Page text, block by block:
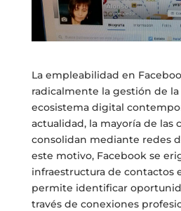
La empleabilidad en
radicalmente la gestión de la
ecosistema digital
actualidad, la mayoría de las
consolidan mediante redes
este motivo, Facebook se
infraestructura de contactos
permite identificar
través de conexiones